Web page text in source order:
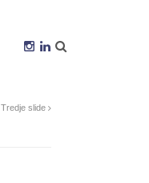
Tredje slide